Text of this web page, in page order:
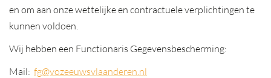
en om aan onze wettelijke en contractuele verplichtingen te
kunnen voldoen.
Wij hebben een Functionaris Gegevensbescherming:
Mail: fg@vozeeuwsvlaanderen.nl